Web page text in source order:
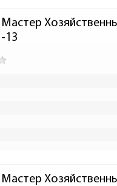
13